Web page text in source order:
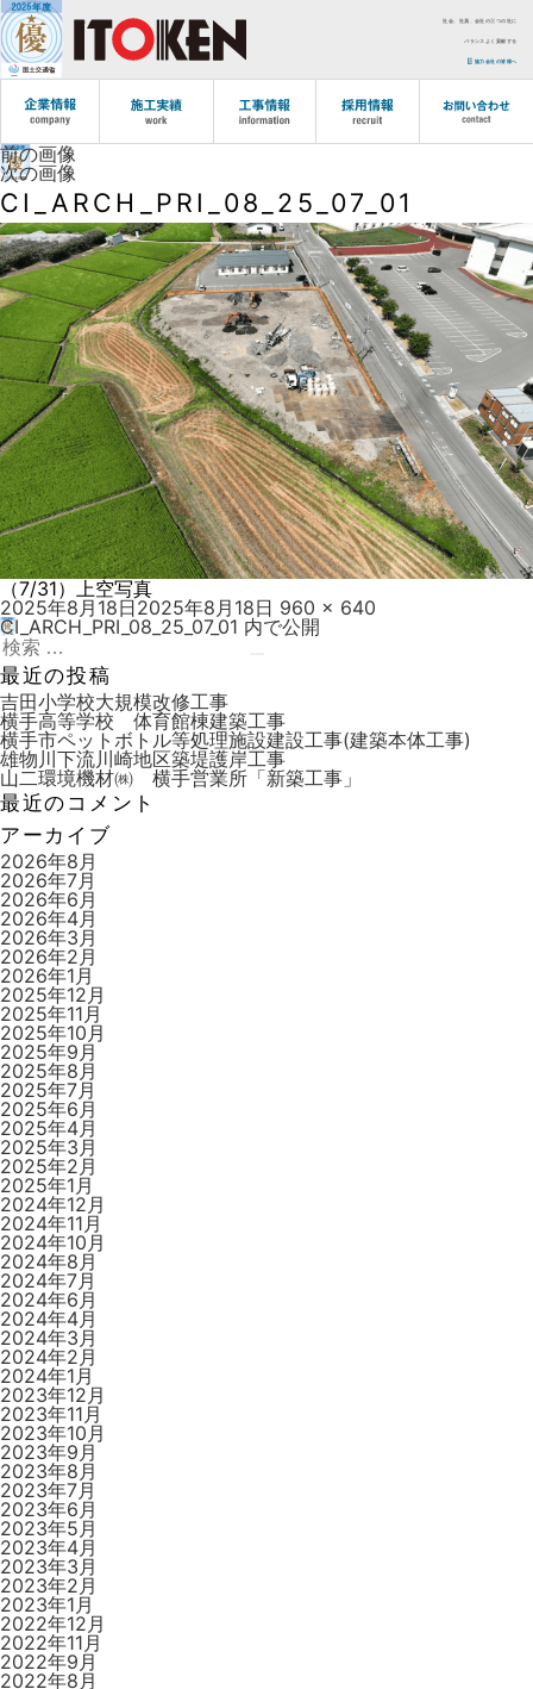
社会、社員、会社の三つの社に
バランスよく貢献する
協力会社の皆様へ
前の画像
次の画像
CI_ARCH_PRI_08_25_07_01
（7/31）上空写真
投
稿
日:
2025年8月18日2025年8月18日 フ
ル
サ
960 × 640
投
稿
ナ
ビ
ゲ
ー
シ
ョ
ン
CI_ARCH_PRI_08_25_07_01 内で公開
検
索:
最近の投稿
吉田小学校大規模改修工事
横手高等学校 体育館棟建築工事
横手市ペットボトル等処理施設建設工事(建築本体工事)
雄物川下流川崎地区築堤護岸工事
山二環境機材㈱ 横手営業所「新築工事」
最近のコメント
アーカイブ
2026年8月
2026年7月
2026年6月
2026年4月
2026年3月
2026年2月
2026年1月
2025年12月
2025年11月
2025年10月
2025年9月
2025年8月
2025年7月
2025年6月
2025年4月
2025年3月
2025年2月
2025年1月
2024年12月
2024年11月
2024年10月
2024年8月
2024年7月
2024年6月
2024年4月
2024年3月
2024年2月
2024年1月
2023年12月
2023年11月
2023年10月
2023年9月
2023年8月
2023年7月
2023年6月
2023年5月
2023年4月
2023年3月
2023年2月
2023年1月
2022年12月
2022年11月
2022年9月
2022年8月